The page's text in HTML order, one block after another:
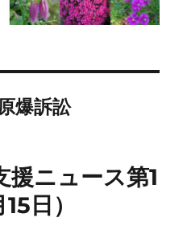
爆訴訟
援ニュース第1
日）